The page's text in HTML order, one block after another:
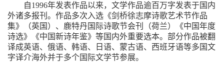
自1996年发表作品以来，文学作品逾百万字发表于国内
外诸多报刊。作品多次入选《剑桥徐志摩诗歌艺术节作品
集》（英国）、鹿特丹国际诗歌节会刊（荷兰）《中国年度
诗选》《中国新诗年鉴》等国内外重要选本。部分作品被翻
译成英语、俄语、韩语、日语、蒙古语、西班牙语等多国文
字译介海外并于多个国际文学节参展。